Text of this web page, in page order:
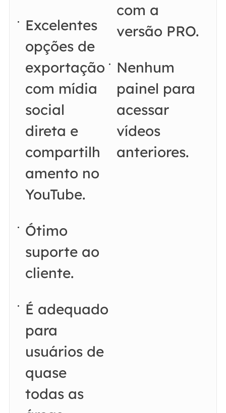
Excelentes
opções de
exportação
com mídia
social
direta e
compartilh
amento no
YouTube.
Ótimo
suporte ao
cliente.
É adequado
para
usuários de
quase
todas as
com a
versão PRO.
Nenhum
painel para
acessar
vídeos
anteriores.